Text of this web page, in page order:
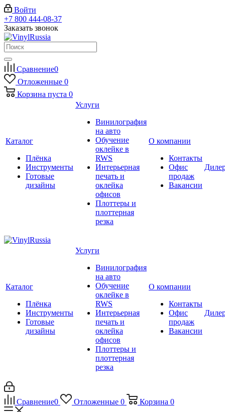
Войти
+7 800 444-08-37
Заказать звонок
Сравнение0
Отложенные 0
Корзина пуста 0
Каталог
Плёнка
Инструменты
Готовые
дизайны
Услуги
Винилография
на авто
Обучение
оклейке в
RWS
Интерьерная
печать и
оклейка
офисов
Плоттеры и
плоттерная
резка
О компании
Контакты
Офис
продаж
Вакансии
Каталог
Плёнка
Инструменты
Готовые
дизайны
Услуги
Винилография
на авто
Обучение
оклейке в
RWS
Интерьерная
печать и
оклейка
офисов
Плоттеры и
плоттерная
резка
О компании
Контакты
Офис
продаж
Вакансии
Сравнение0 Отложенные 0 Корзина 0